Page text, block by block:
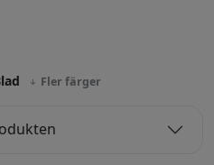
Fler färger